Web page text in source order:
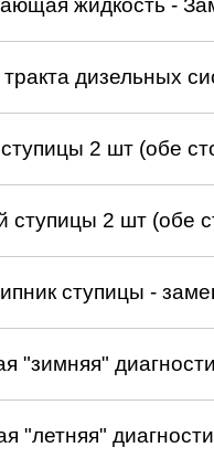
жидкость -
дизельных
2 шт (обе
ступицы 2 шт (обе
ступицы -
"зимняя"
"летняя"